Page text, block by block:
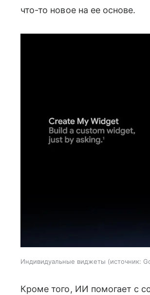
что-то новое на ее основе.
Индивидуальные виджеты источник:
Кроме того, ИИ помогает с